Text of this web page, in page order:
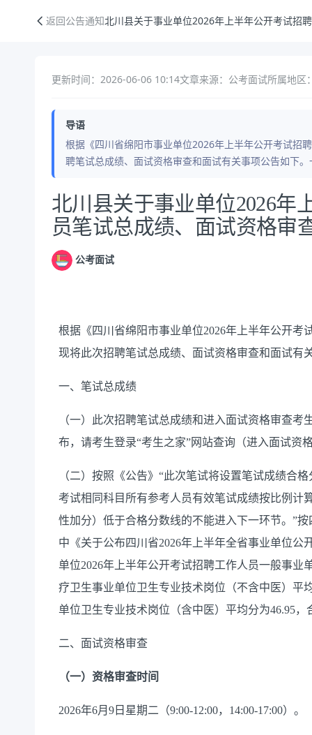
返回公告通知北川县关于事业单位2026年上半年公开考试招
更新时间：2026-06-06 10:14文章来源：公考面试所属地区
导语
根据《四川省绵阳市事业单位2026年上半年公开考试招
聘笔试总成绩、面试资格审查和面试有关事项公告如下
公告正文
北川县关于事业单位2026年
员笔试总成绩、面试资格审
公考面试
根据《四川省绵阳市事业单位2026年上半年公开考
现将此次招聘笔试总成绩、面试资格审查和面试有
一、笔试总成绩
（一）此次招聘笔试总成绩和进入面试资格审查考
布，请考生登录“考生之家”网站查询（进入面试资
（二） 按照 《公告》 “此次笔试将设置笔试成绩合
考试相同科目所有参考人员有效笔试成绩按比例计
性加分）低于合格分数线的不能进入下一环节。”按
中 《关于公布四川省2026年上半年全省事业单位公
单位2026年上半年公开考试招聘工作人员一般事业
疗卫生事业单位卫生专业技术岗位（不含中医）平
单位卫生专业技术岗位（含中医）平均分为46.95，
二、面试资格审查
（一）资格审查时间
2026年6月9日星期二（9:00-12:00，14:00-17:00）。